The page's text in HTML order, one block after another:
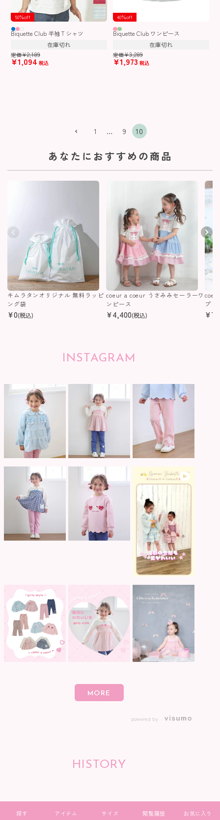
50％off
Biquette Club 半袖Ｔシャツ
定価¥2,189
¥1,094 税込
在庫切れ
40％off
Biquette Club ワンピース
定価¥3,289
¥1,973 税込
在庫切れ
1 … 9 10
あなたにおすすめの商品
キムラタンオリジナル 無料ラッピ
ング袋
¥0(税込)
coeur a coeur うさみみセーラーワ
ンピース
¥4,400(税込)
プリ
¥
INSTAGRAM
powered by
HISTORY